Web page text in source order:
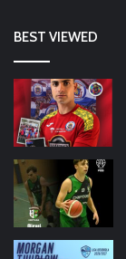
BEST VIEWED